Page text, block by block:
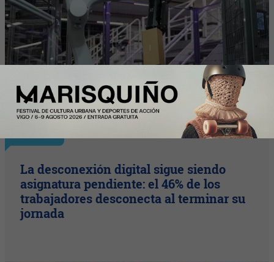
La desconexión digital sigue siendo
asignatura pendiente: el 46% de los
trabajadores desconecta al terminar su
jornada